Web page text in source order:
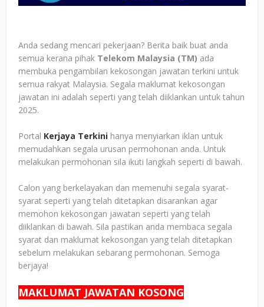
Anda sedang mencari pekerjaan? Berita baik buat anda
semua kerana pihak Telekom Malaysia (TM) ada
membuka pengambilan kekosongan jawatan terkini untuk
semua rakyat Malaysia. Segala maklumat kekosongan
jawatan ini adalah seperti yang telah diiklankan untuk tahun
2025.
Portal Kerjaya Terkini hanya menyiarkan iklan untuk
memudahkan segala urusan permohonan anda. Untuk
melakukan permohonan sila ikuti langkah seperti di bawah.
Calon yang berkelayakan dan memenuhi segala syarat-
syarat seperti yang telah ditetapkan disarankan agar
memohon kekosongan jawatan seperti yang telah
diiklankan di bawah. Sila pastikan anda membaca segala
syarat dan maklumat kekosongan yang telah ditetapkan
sebelum melakukan sebarang permohonan. Semoga
berjaya!
MAKLUMAT JAWATAN KOSONG